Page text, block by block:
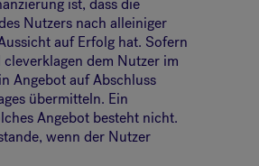
Nutzers nach alleiniger
auf Erfolg hat. Sofern
dem Nutzer im
Angebot auf Abschluss
übermitteln. Ein
Angebot besteht nicht.
wenn der Nutzer